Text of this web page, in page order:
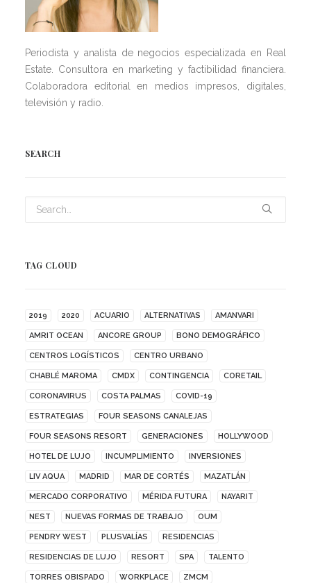
Periodista y analista de negocios especializada en Real
Estate. Consultora en marketing y factibilidad financiera.
Colaboradora editorial en medios impresos, digitales,
televisión y radio.
SEARCH
TAG CLOUD
2019 2020 ACUARIO ALTERNATIVAS AMANVARI
AMRIT OCEAN ANCORE GROUP BONO DEMOGRÁFICO
CENTROS LOGÍSTICOS CENTRO URBANO
CHABLÉ MAROMA CMDX CONTINGENCIA CORETAIL
CORONAVIRUS COSTA PALMAS COVID-19
ESTRATEGIAS FOUR SEASONS CANALEJAS
FOUR SEASONS RESORT GENERACIONES HOLLYWOOD
HOTEL DE LUJO INCUMPLIMIENTO INVERSIONES
LIV AQUA MADRID MAR DE CORTÉS MAZATLÁN
MERCADO CORPORATIVO MÉRIDA FUTURA NAYARIT
NEST NUEVAS FORMAS DE TRABAJO OUM
PENDRY WEST PLUSVALÍAS RESIDENCIAS
RESIDENCIAS DE LUJO RESORT SPA TALENTO
TORRES OBISPADO WORKPLACE ZMCM